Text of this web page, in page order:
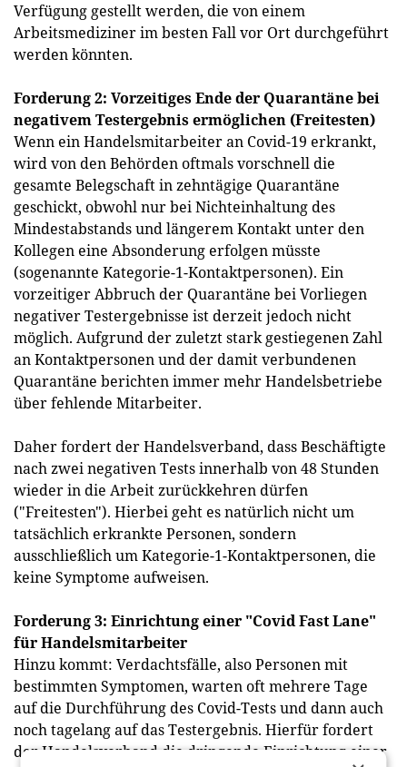
Verfügung gestellt werden, die von einem
Arbeitsmediziner im besten Fall vor Ort durchgeführt
werden könnten.
Forderung 2: Vorzeitiges Ende der Quarantäne bei
negativem Testergebnis ermöglichen (Freitesten)
Wenn ein Handelsmitarbeiter an Covid-19 erkrankt,
wird von den Behörden oftmals vorschnell die
gesamte Belegschaft in zehntägige Quarantäne
geschickt, obwohl nur bei Nichteinhaltung des
Mindestabstands und längerem Kontakt unter den
Kollegen eine Absonderung erfolgen müsste
(sogenannte Kategorie-1-Kontaktpersonen). Ein
vorzeitiger Abbruch der Quarantäne bei Vorliegen
negativer Testergebnisse ist derzeit jedoch nicht
möglich. Aufgrund der zuletzt stark gestiegenen Zahl
an Kontaktpersonen und der damit verbundenen
Quarantäne berichten immer mehr Handelsbetriebe
über fehlende Mitarbeiter.
Daher fordert der Handelsverband, dass Beschäftigte
nach zwei negativen Tests innerhalb von 48 Stunden
wieder in die Arbeit zurückkehren dürfen
("Freitesten"). Hierbei geht es natürlich nicht um
tatsächlich erkrankte Personen, sondern
ausschließlich um Kategorie-1-Kontaktpersonen, die
keine Symptome aufweisen.
Forderung 3: Einrichtung einer "Covid Fast Lane"
für Handelsmitarbeiter
Hinzu kommt: Verdachtsfälle, also Personen mit
bestimmten Symptomen, warten oft mehrere Tage
auf die Durchführung des Covid-Tests und dann auch
noch tagelang auf das Testergebnis. Hierfür fordert
der Handelsverband die dringende Einrichtung einer